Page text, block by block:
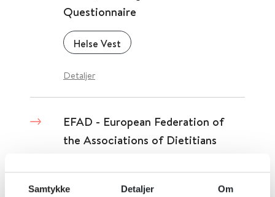
Samtykke Detaljer Om
Questionnaire
Helse Vest
Detaljer
EFAD - European Federation of
the Associations of Dietitians
The European Federation of the Associations of Dietitians